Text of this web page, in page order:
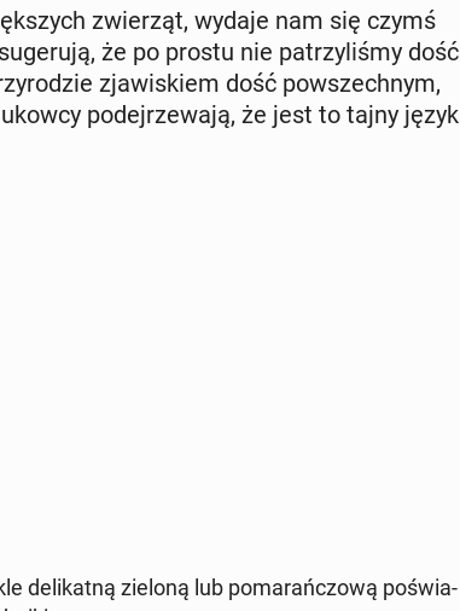
zwie­rząt, wydaje nam się czymś
że po prostu nie pa­trzy­li­śmy dość
zja­wi­skiem dość po­wszech­nym,
po­dej­rze­wa­ją, że jest to tajny język
de­li­kat­ną zieloną lub po­ma­rań­czo­wą po­świa­